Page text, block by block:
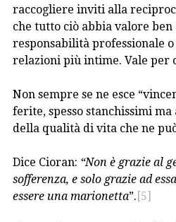
raccogliere inviti alla
che tutto ciò abbia valore
responsabilità professionale
relazioni più intime. Vale per
Non sempre se ne esce
ferite, spesso stanchissimi
della qualità di vita che ne
Dice Cioran: “Non è grazie al
sofferenza, e solo grazie ad
essere una marionetta”. [5]